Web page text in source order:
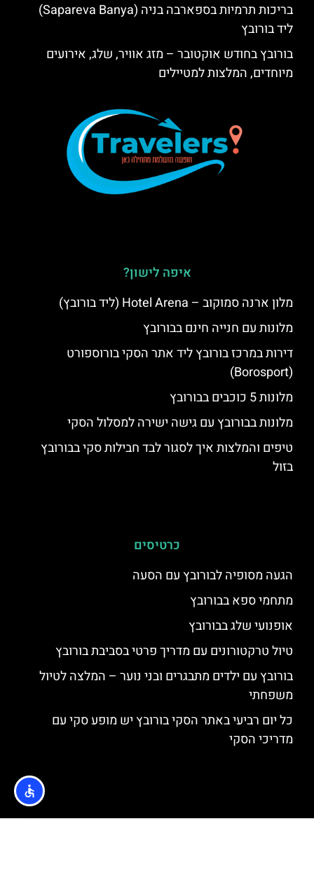
בריכות תרמיות בספארבה בניה (Sapareva Banya)
ליד בורובץ
בורובץ בחודש אוקטובר – מזג אוויר, שלג, אירועים
מיוחדים, המלצות למטיילים
איפה לישון?
מלון ארנה סמוקוב – Hotel Arena (ליד בורובץ)
מלונות עם חנייה חינם בבורובץ
דירות במרכז בורובץ ליד אתר הסקי בורוספורט
(Borosport)
מלונות 5 כוכבים בבורובץ
מלונות בבורובץ עם גישה ישירה למסלול הסקי
טיפים והמלצות איך לסגור לבד חבילות סקי בבורובץ
בזול
כרטיסים
הגעה מסופיה לבורובץ עם הסעה
מתחמי ספא בבורובץ
אופנועי שלג בבורובץ
טיול טרקטורונים עם מדריך פרטי בסביבת בורובץ
בורובץ עם ילדים מתבגרים ובני נוער – המלצה לטיול
משפחתי
כל יום רביעי באתר הסקי בורובץ יש מופע סקי עם
מדריכי הסקי